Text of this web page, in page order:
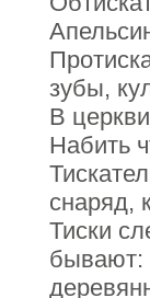
зубы,
В
Набить
снаряд,
Тиски
бывают: